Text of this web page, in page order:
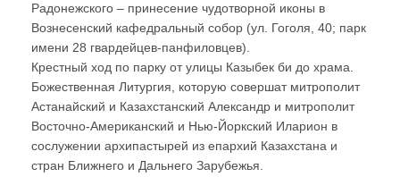
Радонежского – принесение чудотворной иконы в
Вознесенский кафедральный собор (ул. Гоголя, 40; парк
имени 28 гвардейцев-панфиловцев).
Крестный ход по парку от улицы Казыбек би до храма.
Божественная Литургия, которую совершат митрополит
Астанайский и Казахстанский Александр и митрополит
Восточно-Американский и Нью-Йоркский Иларион в
сослужении архипастырей из епархий Казахстана и
стран Ближнего и Дальнего Зарубежья.